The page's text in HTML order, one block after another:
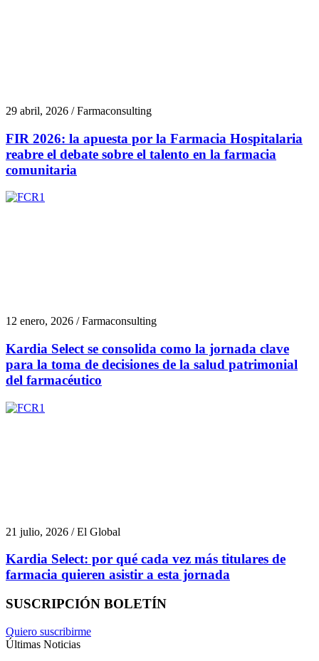
29 abril, 2026 / Farmaconsulting
FIR 2026: la apuesta por la Farmacia Hospitalaria
reabre el debate sobre el talento en la farmacia
comunitaria
12 enero, 2026 / Farmaconsulting
Kardia Select se consolida como la jornada clave
para la toma de decisiones de la salud patrimonial
del farmacéutico
21 julio, 2026 / El Global
Kardia Select: por qué cada vez más titulares de
farmacia quieren asistir a esta jornada
SUSCRIPCIÓN BOLETÍN
Quiero suscribirme
Últimas Noticias